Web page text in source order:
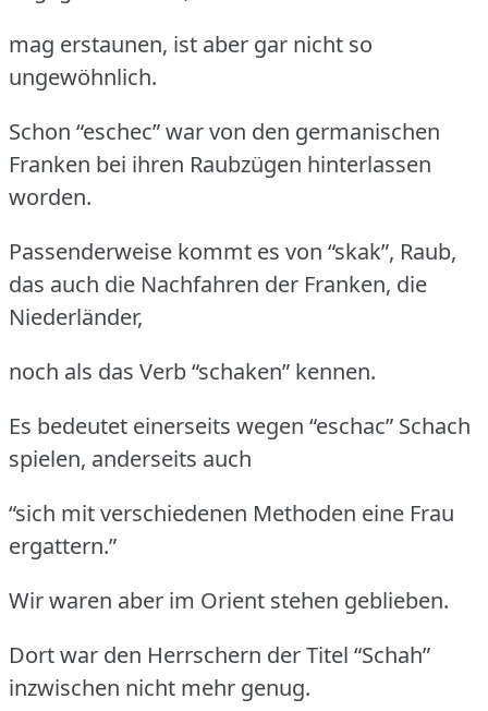
mag erstaunen, ist aber gar nicht so
ungewöhnlich.
Schon “eschec” war von den germanischen
Franken bei ihren Raubzügen hinterlassen
worden.
Passenderweise kommt es von “skak”, Raub,
das auch die Nachfahren der Franken, die
Niederländer,
noch als das Verb “schaken” kennen.
Es bedeutet einerseits wegen “eschac” Schach
spielen, anderseits auch
“sich mit verschiedenen Methoden eine Frau
ergattern.”
Wir waren aber im Orient stehen geblieben.
Dort war den Herrschern der Titel “Schah”
inzwischen nicht mehr genug.